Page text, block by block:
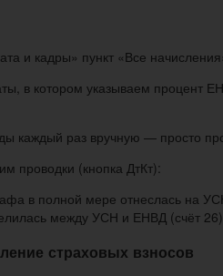
и кадры» пункт «Все
в котором указываем процент
каждый раз вручную — просто
проводки (кнопка ДтКт):
в полной мере отнеслась на
между УСН и ЕНВД (счёт
страховых взносов